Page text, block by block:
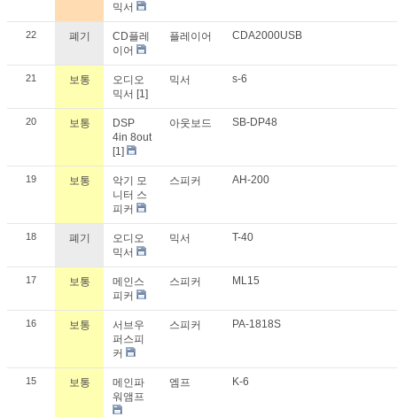
믹서
22 폐기
CD플레
이어
플레이어 CDA2000USB
21 보통
오디오
믹서 [1]
믹서 s-6
20 보통
DSP
4in 8out
[1]
아웃보드 SB-DP48
19 보통
악기 모
니터 스
피커
스피커 AH-200
18 폐기
오디오
믹서
믹서 T-40
17 보통
메인스
피커
스피커 ML15
16 보통
서브우
퍼스피
커
스피커 PA-1818S
15 보통
메인파
워앰프
엠프 K-6